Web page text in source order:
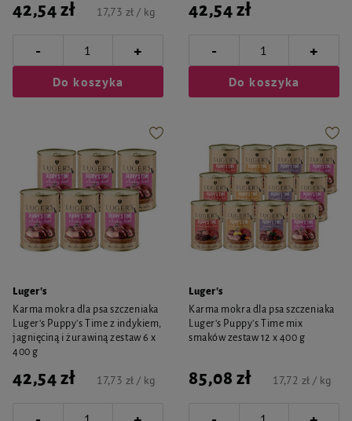
42,54 zł 17,73 zł / kg
- +
Do koszyka
42,54 zł
- +
Do koszyka
Luger's
Karma mokra dla psa szczeniaka
Luger's Puppy's Time z indykiem,
jagnięciną i żurawiną zestaw 6 x
400 g
42,54 zł 17,73 zł / kg
Luger's
Karma mokra dla psa szczeniaka
Luger's Puppy's Time mix
smaków zestaw 12 x 400 g
85,08 zł 17,72 zł / kg